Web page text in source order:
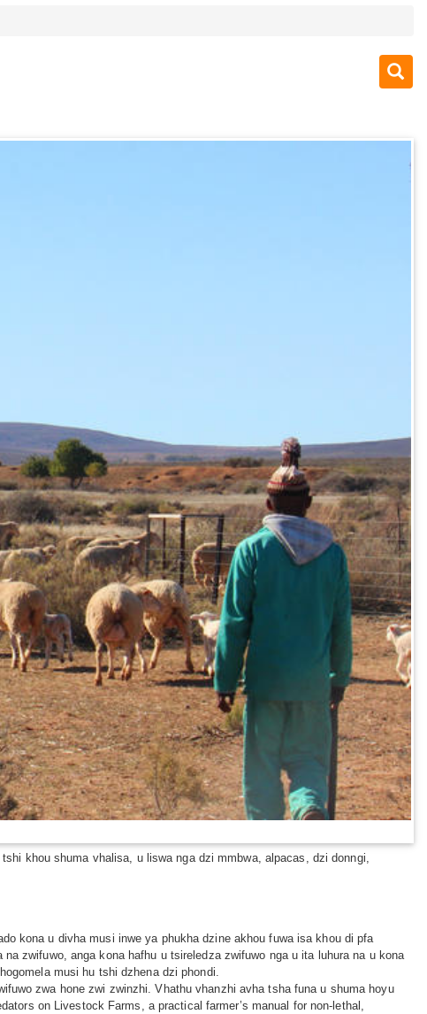
khou shuma vhalisa, u liswa nga dzi mmbwa, alpacas, dzi donngi,
kona u divha musi inwe ya phukha dzine akhou fuwa isa khou di pfa
zwifuwo, anga kona hafhu u tsireledza zwifuwo nga u ita luhura na u kona
musi hu tshi dzhena dzi phondi.
zwa hone zwi zwinzhi. Vhathu vhanzhi avha tsha funa u shuma hoyu
on Livestock Farms, a practical farmer’s manual for non-lethal,